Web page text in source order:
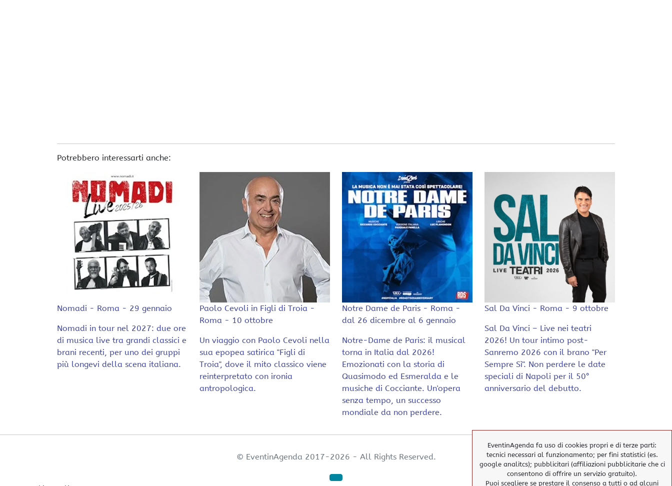
Potrebbero interessarti anche:
Nomadi - Roma - 29 gennaio
Nomadi in tour nel 2027: due ore
di musica live tra grandi classici e
brani recenti, per uno dei gruppi
più longevi della scena italiana.
Paolo Cevoli in Figli di Troia -
Roma - 10 ottobre
Un viaggio con Paolo Cevoli nella
sua epopea satirica "Figli di
Troia", dove il mito classico viene
reinterpretato con ironia
antropologica.
Notre Dame de Paris - Roma -
dal 26 dicembre al 6 gennaio
Notre-Dame de Paris: il musical
torna in Italia dal 2026!
Emozionati con la storia di
Quasimodo ed Esmeralda e le
musiche di Cocciante. Un'opera
senza tempo, un successo
mondiale da non perdere.
Sal Da Vinci - Roma - 9 ottobre
Sal Da Vinci – Live nei teatri
2026! Un tour intimo post-
Sanremo 2026 con il brano "Per
Sempre Sì". Non perdere le date
speciali di Napoli per il 50°
anniversario del debutto.
© EventinAgenda 2017-2026 - All Rights Reserved.
EventinAgenda fa uso di cookies propri e di terze parti:
tecnici necessari al funzionamento; per fini statistici (es.
google analitcs); pubblicitari (affiliazioni pubblicitarie che ci
consentono di offrire un servizio gratuito).
Puoi scegliere se prestare il consenso a tutti o ad alcuni